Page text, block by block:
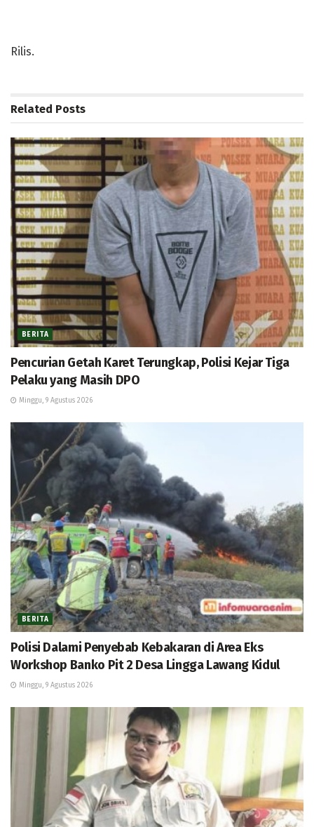
Rilis.
Related Posts
BERITA
Pencurian Getah Karet Terungkap, Polisi Kejar Tiga
Pelaku yang Masih DPO
Minggu, 9 Agustus 2026
BERITA
Polisi Dalami Penyebab Kebakaran di Area Eks
Workshop Banko Pit 2 Desa Lingga Lawang Kidul
Minggu, 9 Agustus 2026